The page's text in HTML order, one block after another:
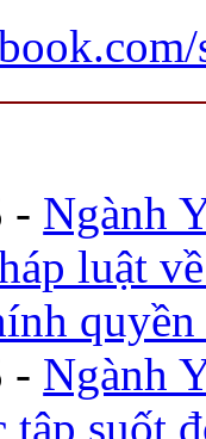
- Ngành
luật
- Ngành
tập suốt